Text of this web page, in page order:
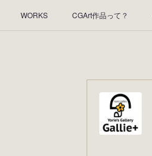
WORKS CGArt作品って？